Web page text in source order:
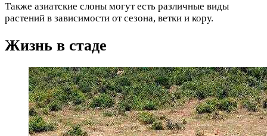
Также азиатские слоны могут есть различные виды
растений в зависимости от сезона, ветки и кору.
Жизнь в стаде